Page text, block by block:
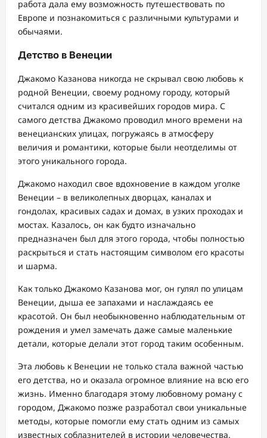
работа дала ему возможность путешествовать по
Европе и познакомиться с различными культурами и
обычаями.
Детство в Венеции
Джакомо Казанова никогда не скрывал свою любовь к
родной Венеции, своему родному городу, который
считался одним из красивейших городов мира. С
самого детства Джакомо проводил много времени на
венецианских улицах, погружаясь в атмосферу
величия и романтики, которые были неотделимы от
этого уникального города.
Джакомо находил свое вдохновение в каждом уголке
Венеции – в великолепных дворцах, каналах и
гондолах, красивых садах и домах, в узких проходах и
мостах. Казалось, он как будто изначально
предназначен был для этого города, чтобы полностью
раскрыться и стать настоящим символом его красоты
и шарма.
Как только Джакомо Казанова мог, он гулял по улицам
Венеции, дыша ее запахами и наслаждаясь ее
красотой. Он был необыкновенно наблюдательным от
рождения и умел замечать даже самые маленькие
детали, которые делали этот город таким особенным.
Эта любовь к Венеции не только стала важной частью
его детства, но и оказала огромное влияние на всю его
жизнь. Именно благодаря этому любовному роману с
городом, Джакомо позже разработал свои уникальные
методы, которые помогли ему стать одним из самых
известных соблазнителей в истории человечества.